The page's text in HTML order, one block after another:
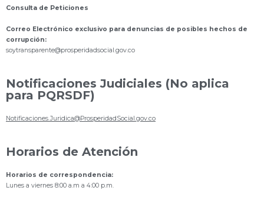
Consulta de Peticiones
Correo Electrónico exclusivo para denuncias de posibles hechos de
corrupción:
soytransparente@prosperidadsocial.gov.co
Notificaciones Judiciales (No aplica
para PQRSDF)
Notificaciones.Juridica@ProsperidadSocial.gov.co
Horarios de Atención
Horarios de correspondencia:
Lunes a viernes 8:00 a.m a 4:00 p.m.